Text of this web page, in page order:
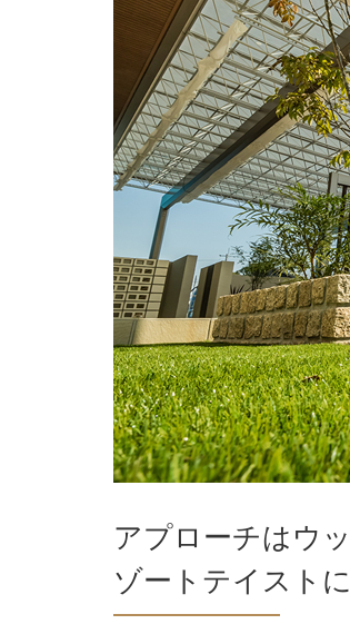
アプローチはウ
ゾートテイストに